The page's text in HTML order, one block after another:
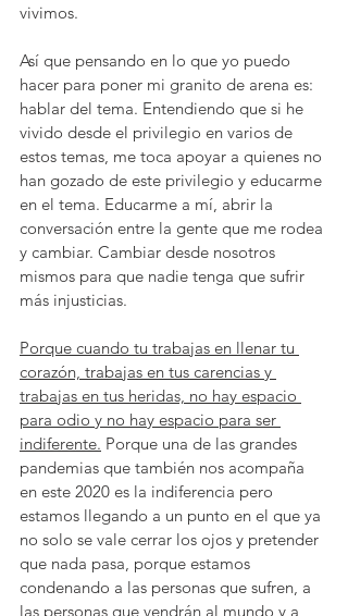
vivimos.
Así que pensando en lo que yo puedo
hacer para poner mi granito de arena es:
hablar del tema. Entendiendo que si he
vivido desde el privilegio en varios de
estos temas, me toca apoyar a quienes no
han gozado de este privilegio y educarme
en el tema. Educarme a mí, abrir la
conversación entre la gente que me rodea
y cambiar. Cambiar desde nosotros
mismos para que nadie tenga que sufrir
más injusticias.
Porque cuando tu trabajas en llenar tu
corazón, trabajas en tus carencias y
trabajas en tus heridas, no hay espacio
para odio y no hay espacio para ser
indiferente. Porque una de las grandes
pandemias que también nos acompaña
en este 2020 es la indiferencia pero
estamos llegando a un punto en el que ya
no solo se vale cerrar los ojos y pretender
que nada pasa, porque estamos
condenando a las personas que sufren, a
las personas que vendrán al mundo y a